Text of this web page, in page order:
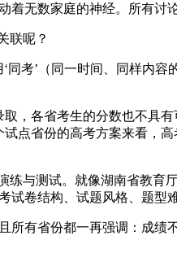
无数家庭的神经。所有讨
联呢？
’（同一时间、同样内容
各省考生的分数也不具有
点省份的高考方案来看，
与测试。就像湖南省教育
卷结构、试题风格、题型
有省份都一再强调：成绩不